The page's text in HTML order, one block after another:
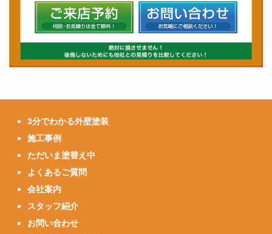
3分でわかる外壁塗装
施工事例
ただいま塗替え中
よくあるご質問
会社案内
スタッフ紹介
お問い合わせ